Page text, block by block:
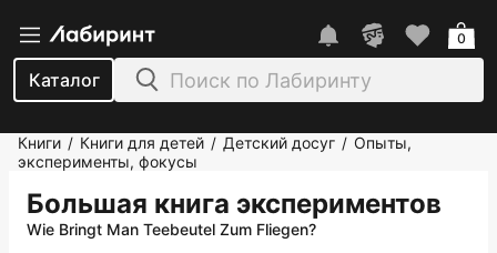
Каталог
0
Книги / Книги для детей / Детский досуг / Опыты,
эксперименты, фокусы
Большая книга экспериментов
Wie Bringt Man Teebeutel Zum Fliegen?